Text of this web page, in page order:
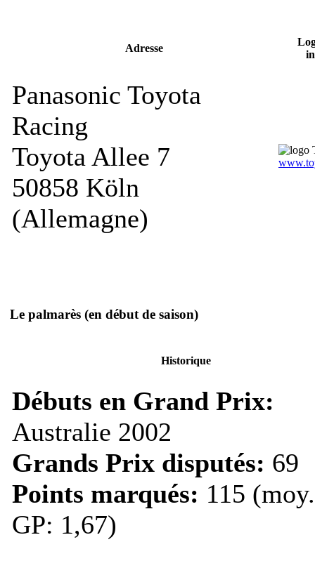
Adresse
Panasonic Toyota
Racing
Toyota Allee 7
50858 Köln
(Allemagne)
Le palmarès (en début de saison)
Historique
Débuts en Grand Prix:
Australie 2002
Grands Prix disputés: 69
Points marqués: 115
GP: 1,67)